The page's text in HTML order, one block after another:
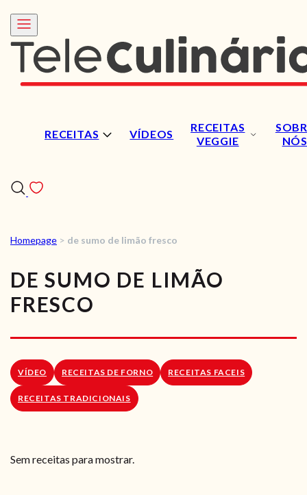
RECEITAS VÍDEOS
RECEITAS
VEGGIE
NÓS
RECEITAS
VÍDEOS
LOJA ONLINE
Homepage > de sumo de limão fresco
DE SUMO DE LIMÃO
FRESCO
VÍDEO RECEITAS DE FORNO RECEITAS FACEIS
RECEITAS TRADICIONAIS
Sem receitas para mostrar.